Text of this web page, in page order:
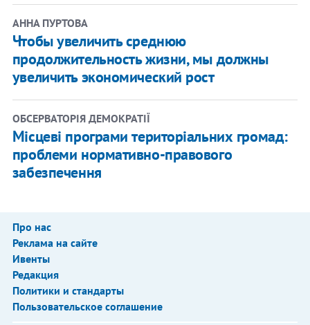
АННА ПУРТОВА
Чтобы увеличить среднюю
продолжительность жизни, мы должны
увеличить экономический рост
ОБСЕРВАТОРІЯ ДЕМОКРАТІЇ
Місцеві програми територіальних громад:
проблеми нормативно-правового
забезпечення
Про нас
Реклама на сайте
Ивенты
Редакция
Политики и стандарты
Пользовательское соглашение